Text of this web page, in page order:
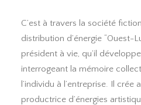
C’est à travers la société
distribution d’énergie “Ouest-
président à vie, qu’il
interrogeant la mémoire
l’individu à l’entreprise. Il
productrice d’énergies